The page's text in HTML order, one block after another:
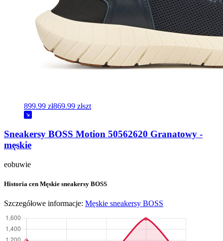
899.99 zł869.99 złszt
Sneakersy BOSS Motion 50562620 Granatowy -
męskie
eobuwie
Historia cen Męskie sneakersy BOSS
Szczegółowe informacje: Męskie sneakersy BOSS